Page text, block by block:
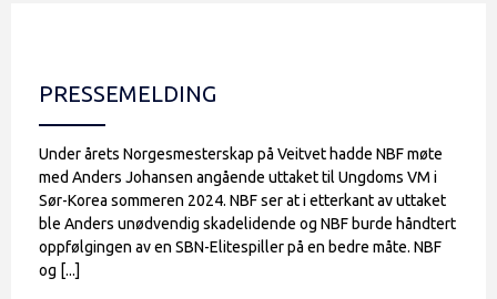
PRESSEMELDING
Under årets Norgesmesterskap på Veitvet hadde NBF møte
med Anders Johansen angående uttaket til Ungdoms VM i
Sør-Korea sommeren 2024. NBF ser at i etterkant av uttaket
ble Anders unødvendig skadelidende og NBF burde håndtert
oppfølgingen av en SBN-Elitespiller på en bedre måte. NBF
og [...]